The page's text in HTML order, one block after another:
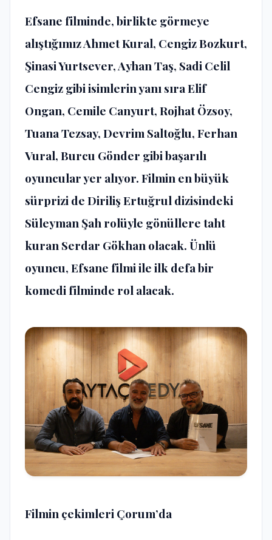
Efsane filminde, birlikte görmeye
alıştığımız Ahmet Kural, Cengiz Bozkurt,
Şinasi Yurtsever, Ayhan Taş, Sadi Celil
Cengiz gibi isimlerin yanı sıra Elif
Ongan, Cemile Canyurt, Rojhat Özsoy,
Tuana Tezsay, Devrim Saltoğlu, Ferhan
Vural, Burcu Gönder gibi başarılı
oyuncular yer alıyor. Filmin en büyük
sürprizi de Diriliş Ertuğrul dizisindeki
Süleyman Şah rolüyle gönüllere taht
kuran Serdar Gökhan olacak. Ünlü
oyuncu, Efsane filmi ile ilk defa bir
komedi filminde rol alacak.
Filmin çekimleri Çorum’da